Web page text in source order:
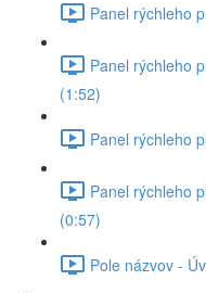
Panel rýchleho
Panel rýchleho
(1:52)
Panel rýchleho
Panel rýchleho
(0:57)
Pole názvov -